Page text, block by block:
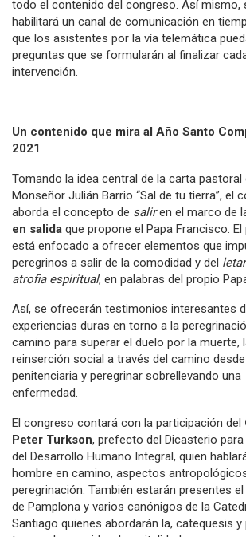
todo el contenido del congreso. Así mismo,
habilitará un canal de comunicación en
que los asistentes por la vía telemática
preguntas que se formularán al finalizar
intervención.
Un contenido que mira al Año Santo
2021
Tomando la idea central de la carta pastoral
Monseñor Julián Barrio “Sal de tu tierra”, el
aborda el concepto de saliren el marco de
en salida que propone el Papa Francisco.
está enfocado a ofrecer elementos que
peregrinos a salir de la comodidad y del
atrofia espiritual, en palabras del propio
Así, se ofrecerán testimonios interesantes
experiencias duras en torno a la
camino para superar el duelo por la muerte,
reinserción social a través del camino
penitenciaria y peregrinar sobrellevando una
enfermedad.
El congreso contará con la participación del
Peter Turkson, prefecto del Dicasterio para
del Desarrollo Humano Integral, quien
hombre en camino, aspectos
peregrinación. También estarán presentes
de Pamplona y varios canónigos de la
Santiago quienes abordarán la, catequesis y